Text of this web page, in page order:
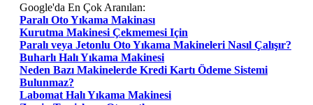
Google'da En Çok Aranılan:
Paralı Oto Yıkama Makinası
Kurutma Makinesi Çekmemesi Için
Paralı veya Jetonlu Oto Yıkama Makineleri Nasıl Çalışır?
Buharlı Halı Yıkama Makinesi
Neden Bazı Makinelerde Kredi Kartı Ödeme Sistemi
Bulunmaz?
Labomat Halı Yıkama Makinesi